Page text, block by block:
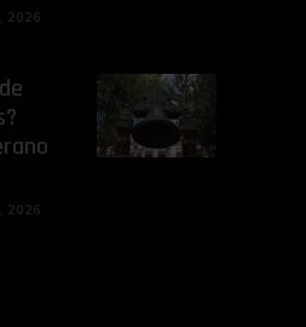
2026
2026